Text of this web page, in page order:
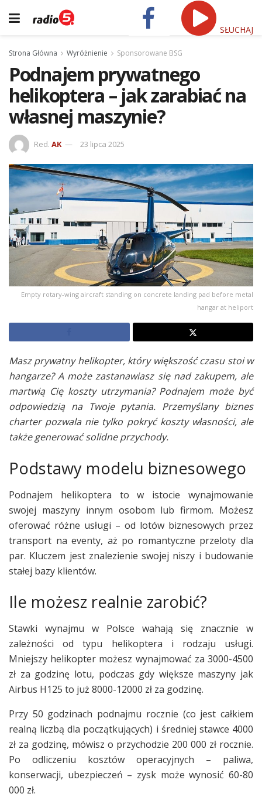
SŁUCHAJ
Strona Główna Wyróżnienie Sponsorowane BSG
Podnajem prywatnego
helikoptera – jak zarabiać na
własnej maszynie?
Red. AK 23 lipca 2025
Empty rotary-wing aircraft standing on concrete landing pad before metal
hangar at heliport
Masz prywatny helikopter, który większość czasu stoi w
hangarze? A może zastanawiasz się nad zakupem, ale
martwią Cię koszty utrzymania? Podnajem może być
odpowiedzią na Twoje pytania. Przemyślany biznes
charter pozwala nie tylko pokryć koszty własności, ale
także generować solidne przychody.
Podstawy modelu biznesowego
Podnajem helikoptera to w istocie wynajmowanie
swojej maszyny innym osobom lub firmom. Możesz
oferować różne usługi – od lotów biznesowych przez
transport na eventy, aż po romantyczne przeloty dla
par. Kluczem jest znalezienie swojej niszy i budowanie
stałej bazy klientów.
Ile możesz realnie zarobić?
Stawki wynajmu w Polsce wahają się znacznie w
zależności od typu helikoptera i rodzaju usługi.
Mniejszy helikopter możesz wynajmować za 3000-4500
zł za godzinę lotu, podczas gdy większe maszyny jak
Airbus H125 to już 8000-12000 zł za godzinę.
Przy 50 godzinach podnajmu rocznie (co jest całkiem
realną liczbą dla początkujących) i średniej stawce 4000
zł za godzinę, mówisz o przychodzie 200 000 zł rocznie.
Po odliczeniu kosztów operacyjnych – paliwa,
konserwacji, ubezpieczeń – zysk może wynosić 60-80
000 zł.